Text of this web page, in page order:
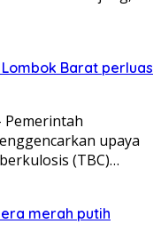
Barat perluas
Pemerintah
upaya
(TBC)…
merah putih